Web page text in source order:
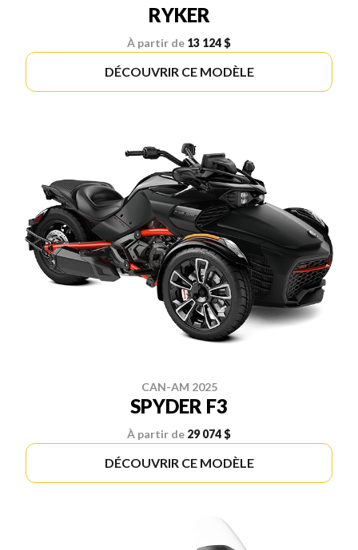
RYKER
À partir de 13 124 $
DÉCOUVRIR CE MODÈLE
CAN-AM 2025
SPYDER F3
À partir de 29 074 $
DÉCOUVRIR CE MODÈLE